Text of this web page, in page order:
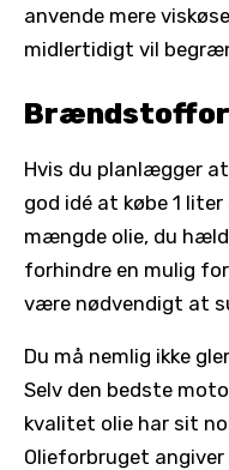
anvende mere
midlertidigt vil
Hvis du planlægger
god idé at købe 1
mængde olie, du
forhindre en mulig
være nødvendigt at
Du må nemlig ikke
Selv den bedste
kvalitet olie har sit
Olieforbruget